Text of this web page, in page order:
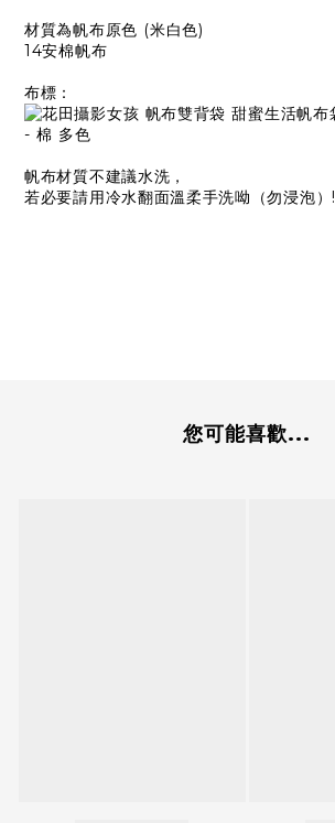
材質為帆布原色 (米白色)
14安棉帆布
布標：
帆布材質不建議水洗，
若必要請用冷水翻面溫柔手洗呦（勿浸泡）!
您可能喜歡...